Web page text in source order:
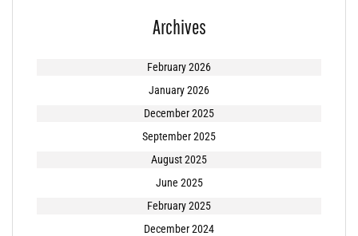
Archives
February 2026
January 2026
December 2025
September 2025
August 2025
June 2025
February 2025
December 2024